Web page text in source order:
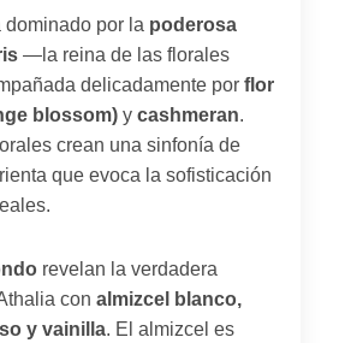
dominado por la poderosa
—la reina de las florales
delicadamente por flor
blossom) y cashmeran.
crean una sinfonía de
que evoca la sofisticación
revelan la verdadera
con almizcel blanco,
y vainilla. El almizcel es